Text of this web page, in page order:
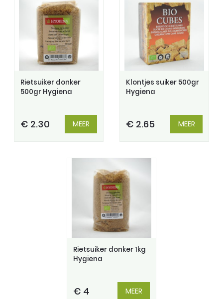
Rietsuiker donker
500gr Hygiena
€ 2.30 MEER
Klontjes suiker 500gr
Hygiena
€ 2.65 MEER
Rietsuiker donker 1kg
Hygiena
€ 4 MEER